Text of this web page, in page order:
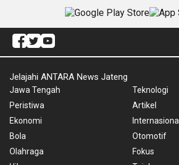
Jelajahi ANTARA News Jateng
Jawa Tengah
Peristiwa
Ekonomi
Bola
Olahraga
Teknologi
Artikel
Internasional
Otomotif
Fokus